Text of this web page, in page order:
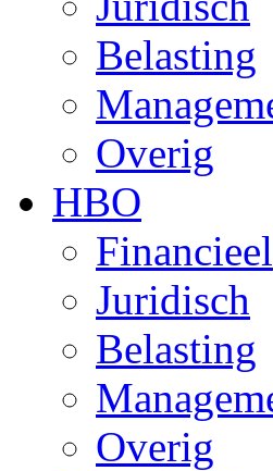
Belasting
Overig
HBO
Financieel
Juridisch
Belasting
Overig